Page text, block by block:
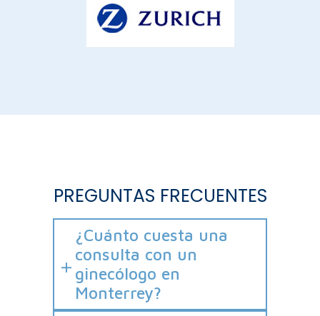
PREGUNTAS FRECUENTES
¿Cuánto cuesta una
consulta con un
ginecólogo en
Monterrey?